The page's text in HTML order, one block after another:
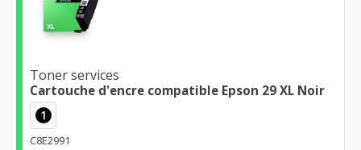
Toner services
Cartouche d'encre compatible Epson 29 XL Noir
1
C8E2991